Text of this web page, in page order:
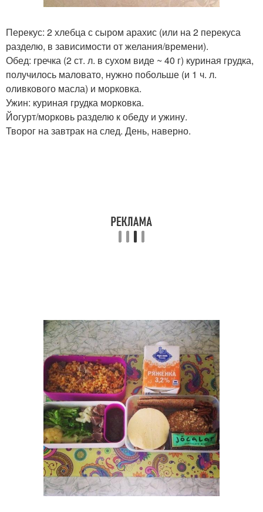
Перекус: 2 хлебца с сыром арахис (или на 2 перекуса
разделю, в зависимости от желания/времени).
Обед: гречка (2 ст. л. в сухом виде ~ 40 г) куриная грудка,
получилось маловато, нужно побольше (и 1 ч. л.
оливкового масла) и морковка.
Ужин: куриная грудка морковка.
Йогурт/морковь разделю к обеду и ужину.
Творог на завтрак на след. День, наверно.